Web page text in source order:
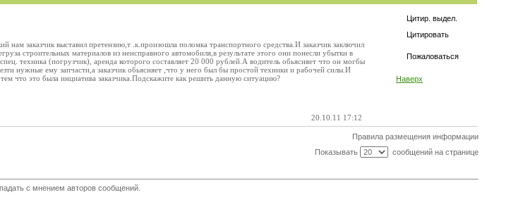
Цитир. выдел.
Цитировать
Пожаловаться
Наверх
нам заказчик выставил претензию,т .к.произошла поломка транспортного средства.И заказчик заключил
строительных материалов из неисправного автомобиля,в результате этого они понесли убытки в
техника (погрузчик), аренда которого составляет 20 000 рублей.А водитель обьясняет что он могбы
нужные ему запчасти,а заказчик обьясняет ,что у него был бы простой техники и рабочей силы.И
что это была инциатива заказчика.Подскажите как решить данную ситуацию?
20.10.11 17:12
Правила размещения информации
Показывать
сообщений на странице
с мнением авторов сообщений.